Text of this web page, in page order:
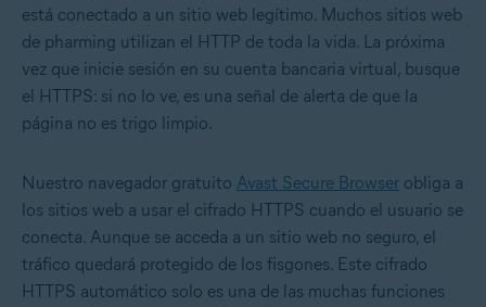
está conectado a un sitio web legítimo. Muchos sitios web
de pharming utilizan el HTTP de toda la vida. La próxima
vez que inicie sesión en su cuenta bancaria virtual, busque
el HTTPS: si no lo ve, es una señal de alerta de que la
página no es trigo limpio.
Nuestro navegador gratuito Avast Secure Browser obliga a
los sitios web a usar el cifrado HTTPS cuando el usuario se
conecta. Aunque se acceda a un sitio web no seguro, el
tráfico quedará protegido de los fisgones. Este cifrado
HTTPS automático solo es una de las muchas funciones